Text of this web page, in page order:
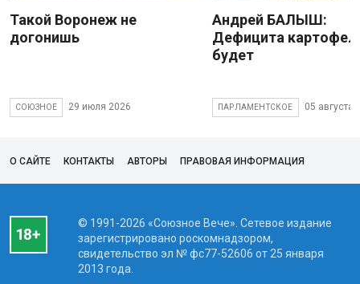
Такой Воронеж не
догонишь
СОЮЗНОЕ 29 июля 2026
Андрей БАЛЫШ:
Дефицита
будет
ПАРЛАМЕНТСКОЕ 05 августа
О САЙТЕ КОНТАКТЫ АВТОРЫ ПРАВОВАЯ ИНФОРМАЦИЯ
© 1991-2026 «Союзное Вече». Сетевое издание
зарегистрировано роскомнадзором,
свидетельство эл № фc77-52606 от 25 января
2013 года.